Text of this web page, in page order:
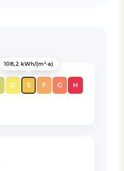
D
108,2 kWh/(m²·a)
E F G H